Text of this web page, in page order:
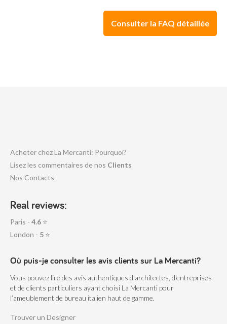
Consulter la FAQ détaillée
Acheter chez La Mercanti: Pourquoi?
Lisez les commentaires de nos Clients
Nos Contacts
Real reviews:
Paris - 4.6 ⭐
London - 5 ⭐
Où puis-je consulter les avis clients sur La Mercanti?
Vous pouvez lire des avis authentiques d'architectes, d'entreprises
et de clients particuliers ayant choisi La Mercanti pour
l’ameublement de bureau italien haut de gamme.
Trouver un Designer